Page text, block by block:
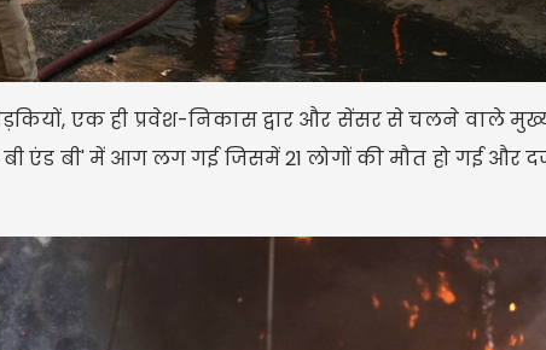
एक ही प्रवेश-निकास द्वार और सेंसर से चलने वाले
बी एंड बी' में आग लग गई जिसमें 21 लोगों की मौत हो गई और